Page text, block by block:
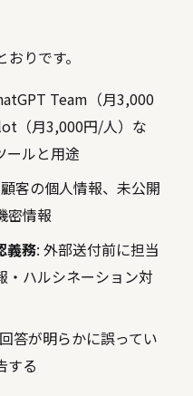
りです。
Team（月3,000
（月3,000円/人）な
ールと用途
客の個人情報、未公開
密情報
義務: 外部送付前に担当
・ハルシネーション対
答が明らかに誤ってい
する